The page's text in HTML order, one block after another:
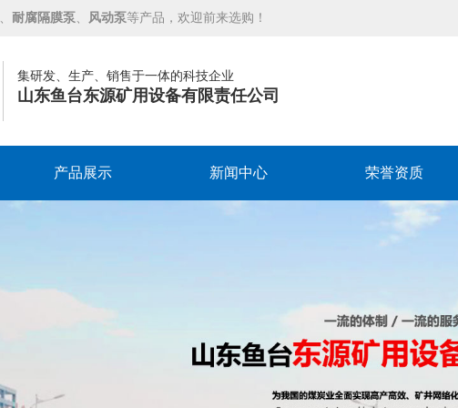
、 耐腐隔膜泵、 风动泵等产品，欢迎前来选购！
集研发、生产、销售于一体的科技企业
山东鱼台东源矿用设备有限责任公司
产品展示 新闻中心 荣誉资质